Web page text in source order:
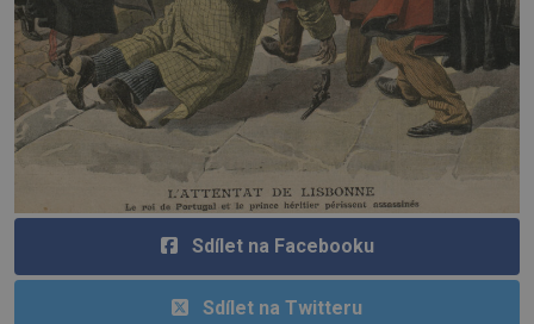
Sdílet na Facebooku
Sdílet na Twitteru